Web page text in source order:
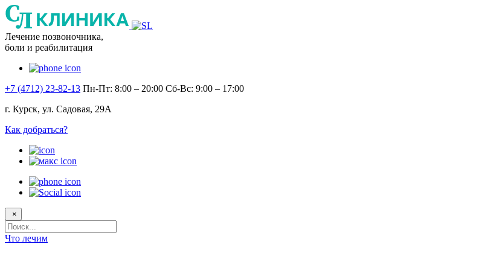
Лечение позвоночника,
боли и реабилитация
+7 (4712) 23-82-13 Пн-Пт: 8:00 – 20:00 Сб-Вс: 9:00 – 17:00
г. Курск, ул. Садовая, 29А
Как добраться?
×
Поисковый
запрос
Что лечим